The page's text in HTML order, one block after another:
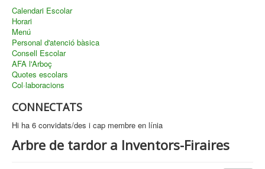
Calendari Escolar
Horari
Menú
Personal d'atenció bàsica
Consell Escolar
AFA l'Arboç
Quotes escolars
Col·laboracions
CONNECTATS
Hi ha 6 convidats/des i cap membre en línia
Arbre de tardor a Inventors-Firaires